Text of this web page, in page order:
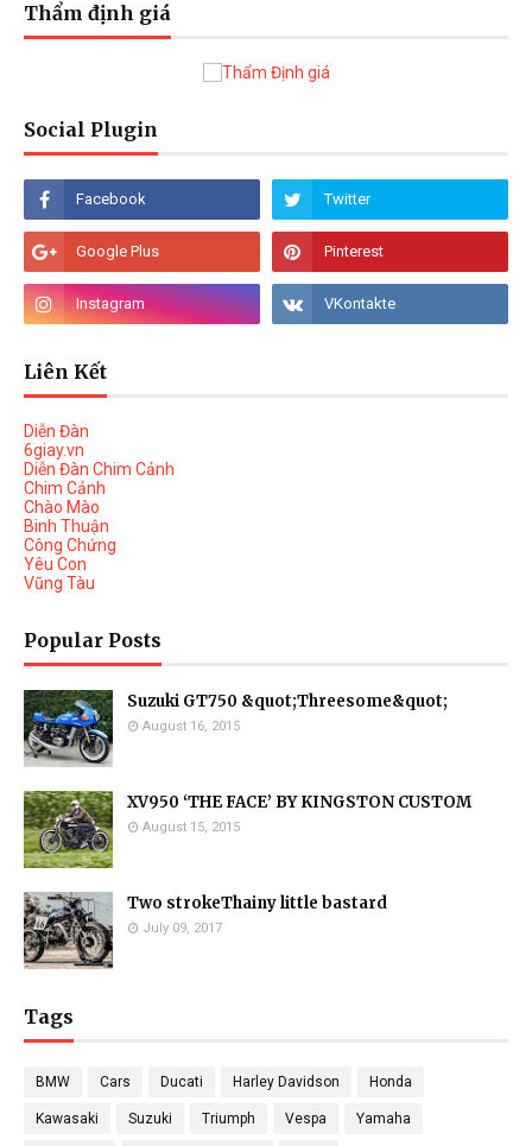
Thẩm định giá
Social Plugin
Liên Kết
Diễn Đàn
6giay.vn
Diễn Đàn Chim Cảnh
Chim Cảnh
Chào Mào
Binh Thuận
Công Chứng
Yêu Con
Vũng Tàu
Popular Posts
Suzuki GT750 &quot;Threesome&quot;
August 16, 2015
XV950 ‘THE FACE’ BY KINGSTON CUSTOM
August 15, 2015
Two strokeThainy little bastard
July 09, 2017
Tags
BMW Cars Ducati Harley Davidson Honda
Kawasaki Suzuki Triumph Vespa Yamaha